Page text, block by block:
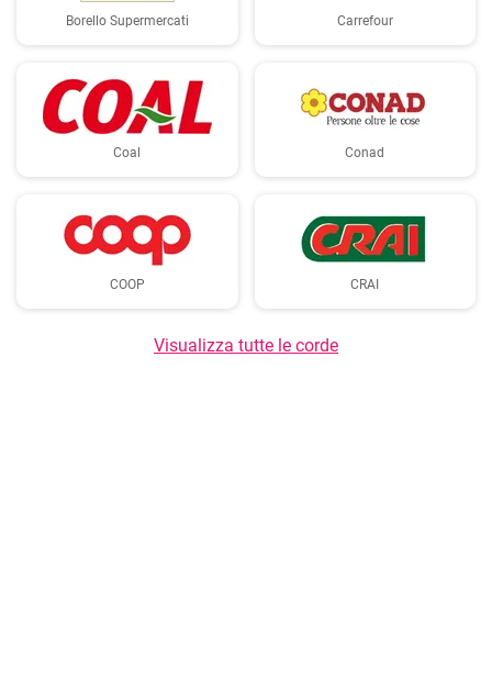
Borello Supermercati Carrefour
Coal Conad
COOP CRAI
Visualizza tutte le corde